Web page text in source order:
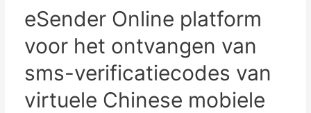
eSender Online platform
voor het ontvangen van
sms-verificatiecodes van
virtuele Chinese mobiele